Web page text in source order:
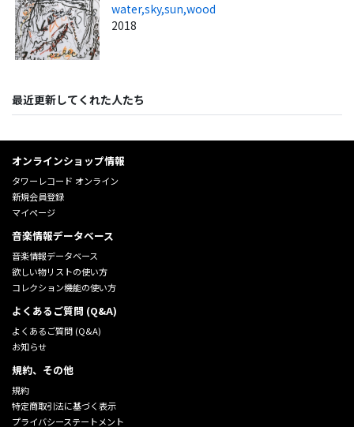
water,sky,sun,wood
2018
最近更新してくれた人たち
オンラインショップ情報
タワーレコード オンライン
新規会員登録
マイページ
音楽情報データベース
音楽情報データベース
欲しい物リストの使い方
コレクション機能の使い方
よくあるご質問 (Q&A)
よくあるご質問 (Q&A)
お知らせ
規約、その他
規約
特定商取引法に基づく表示
プライバシーステートメント